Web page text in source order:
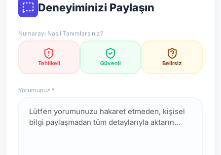
resmi doğrulama niteliği taşımaz.
*Not: Değerlendirmeler onaylı kullanıcı yorumlarına göre
güncellenir.
Deneyiminizi Paylaşın
Numarayı Nasıl Tanımlarsınız?
Tehlikeli Güvenli Belirsiz
Yorumunuz *